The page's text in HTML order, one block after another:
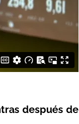
después de